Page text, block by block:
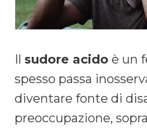
Il sudore acido è un
spesso passa
diventare fonte di
preoccupazione,